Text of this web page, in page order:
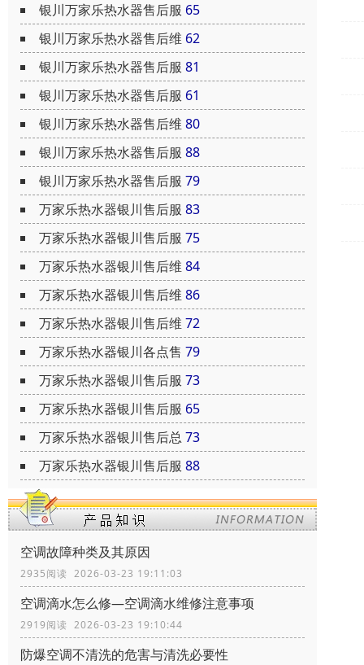
银川万家乐热水器售后服 65
银川万家乐热水器售后维 62
银川万家乐热水器售后服 81
银川万家乐热水器售后服 61
银川万家乐热水器售后维 80
银川万家乐热水器售后服 88
银川万家乐热水器售后服 79
万家乐热水器银川售后服 83
万家乐热水器银川售后服 75
万家乐热水器银川售后维 84
万家乐热水器银川售后维 86
万家乐热水器银川售后维 72
万家乐热水器银川各点售 79
万家乐热水器银川售后服 73
万家乐热水器银川售后服 65
万家乐热水器银川售后总 73
万家乐热水器银川售后服 88
空调故障种类及其原因
2935阅读 2026-03-23 19:11:03
空调滴水怎么修—空调滴水维修注意事项
2919阅读 2026-03-23 19:10:44
防爆空调不清洗的危害与清洗必要性